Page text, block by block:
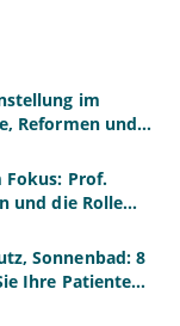
im
Reformen und
Prof.
und die Rolle
Sonnenbad: 8
Ihre Patienten